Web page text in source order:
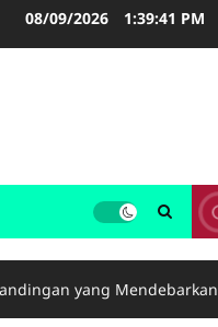
08/09/2026 1:39:42 PM
yang Mendebarkan